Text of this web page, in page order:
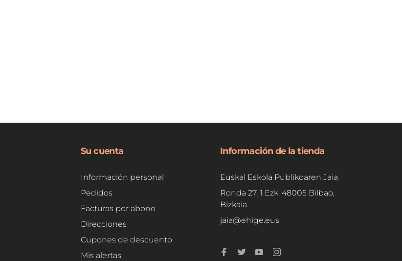
Su cuenta
Información personal
Pedidos
Facturas por abono
Direcciones
Cupones de descuento
Mis alertas
Información de la tienda
Euskal Eskola Publikoaren Jaia
Ronda 27, 1 Ezk, 48005 Bilbao,
Bizkaia
jaia@ehige.eus